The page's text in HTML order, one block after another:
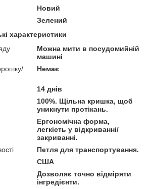
Новий
Зелений
характеристики
Можна мити в посудомийній
машині
Немає
14 днів
100%. Щільна кришка, щоб
уникнути протікань.
Ергономічна форма,
легкість у відкриванні/
закриванні.
Петля для транспортування.
США
Дозволяє точно відміряти
інгредієнти.